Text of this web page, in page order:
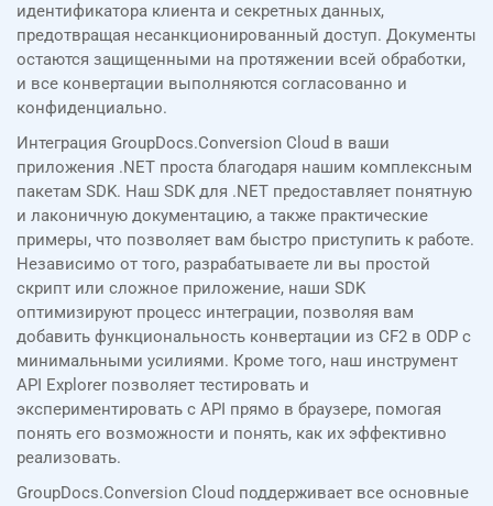
идентификатора клиента и секретных данных,
предотвращая несанкционированный доступ. Документы
остаются защищенными на протяжении всей обработки,
и все конвертации выполняются согласованно и
конфиденциально.
Интеграция GroupDocs.Conversion Cloud в ваши
приложения .NET проста благодаря нашим комплексным
пакетам SDK. Наш SDK для .NET предоставляет понятную
и лаконичную документацию, а также практические
примеры, что позволяет вам быстро приступить к работе.
Независимо от того, разрабатываете ли вы простой
скрипт или сложное приложение, наши SDK
оптимизируют процесс интеграции, позволяя вам
добавить функциональность конвертации из CF2 в ODP с
минимальными усилиями. Кроме того, наш инструмент
API Explorer позволяет тестировать и
экспериментировать с API прямо в браузере, помогая
понять его возможности и понять, как их эффективно
реализовать.
GroupDocs.Conversion Cloud поддерживает все основные